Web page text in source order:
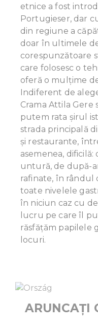
etnice a fost
Portugieser, dar
din regiune a
doar în ultimele
corespunzătoare
care folosesc o
oferă o mulțime
Indiferent de
Crama Attila Gere
putem rata șirul
strada principală
și restaurante,
asemenea,
untură, de după-
rafinate, în
toate nivelele
în niciun caz cu
lucru pe care îl
răsfățăm papilele
locuri.
ARUNCAȚI